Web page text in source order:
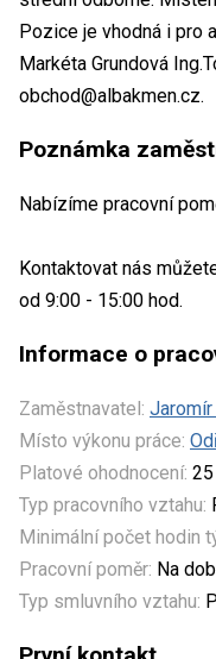
Pozice je vhodná i pro
Markéta Grundová
obchod@albakmen.cz.
Poznámka
Nabízíme pracovní
Kontaktovat nás
od 9:00 - 15:00 hod.
Informace o
Zaměstnavatel:
Místo výkonu práce:
Platové ohodnocení:
Typ pracovního vztahu:
Minimální počet hodin
Pracovní poměr: Na
Typ smluvního vztahu: